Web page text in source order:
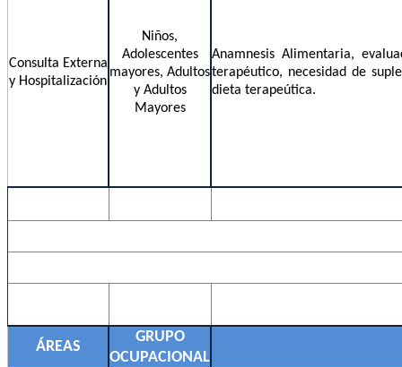
Consulta Externa
y Hospitalización
Niños,
Adolescentes
mayores, Adultos
y Adultos
Mayores
Anamnesis Alimentaria,
terapéutico, necesidad de
dieta terapeútica.
ÁREAS
GRUPO
OCUPACIONAL